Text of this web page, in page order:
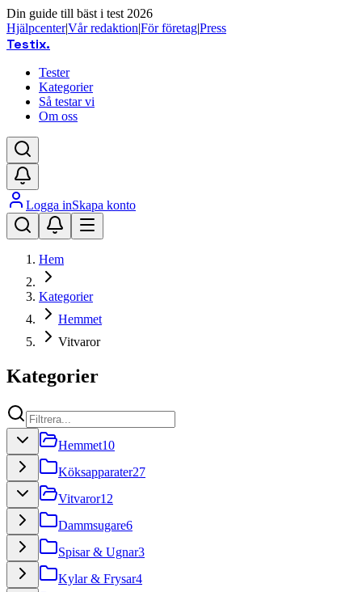
Din guide till bäst i test 2026
Hjälpcenter|Vår redaktion|För företag|Press
Testix.
Tester
Kategorier
Så testar vi
Om oss
Logga inSkapa konto
Hem
Kategorier
Hemmet
Vitvaror
Kategorier
Hemmet10
Köksapparater27
Vitvaror12
Dammsugare6
Spisar & Ugnar3
Kylar & Frysar4